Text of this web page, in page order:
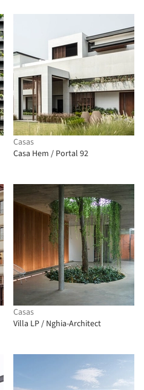
Casas
Casa Hem / Portal 92
Casas
Villa LP / Nghia-Architect